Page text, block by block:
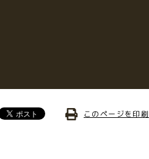
このページを印刷